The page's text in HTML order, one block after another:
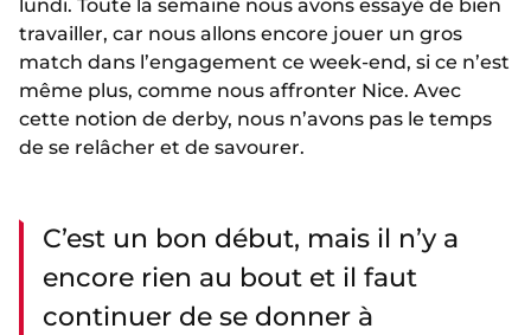
lundi. Toute la semaine nous avons essayé de bien
travailler, car nous allons encore jouer un gros
match dans l’engagement ce week-end, si ce n’est
même plus, comme nous affronter Nice. Avec
cette notion de derby, nous n’avons pas le temps
de se relâcher et de savourer.
C’est un bon début, mais il n’y a
encore rien au bout et il faut
continuer de se donner à